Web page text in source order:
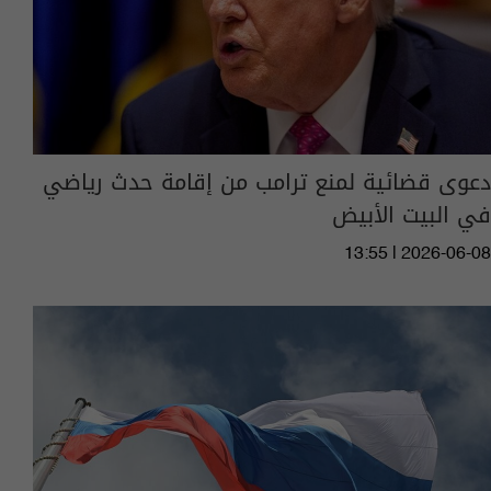
دعوى قضائية لمنع ترامب من إقامة حدث رياضي
في البيت الأبيض
13:55 | 2026-06-08